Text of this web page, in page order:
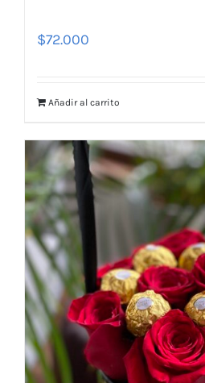
$72.000
Añadir al carrito